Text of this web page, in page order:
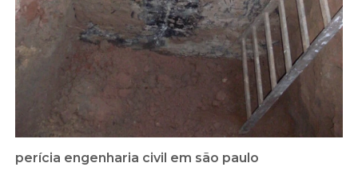
perícia engenharia civil em são paulo